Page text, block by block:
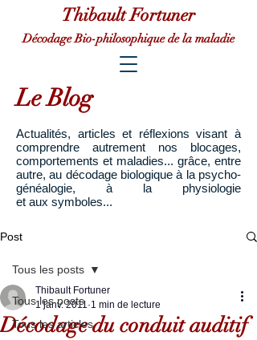
Thibault Fortuner
Décodage Bio-philosophique de la maladie
Le Blog
Actualités, articles et réflexions visant à
comprendre autrement nos blocages,
comportements et maladies... grâce, entre
autre, au décodage biologique à la psycho-
généalogie, à la physiologie
et aux symboles...
Post
Tous les posts
Tous les articles
Tous les posts
Décodage du conduit auditif
Thibault Fortuner
1 janv. 2011 1 min de lecture